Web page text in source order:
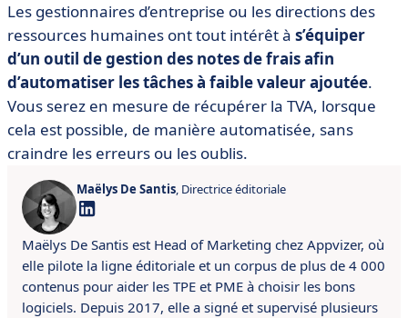
Les gestionnaires d’entreprise ou les directions des
ressources humaines ont tout intérêt à s’équiper
d’un outil de gestion des notes de frais afin
d’automatiser les tâches à faible valeur ajoutée.
Vous serez en mesure de récupérer la TVA, lorsque
cela est possible, de manière automatisée, sans
craindre les erreurs ou les oublis.
Maëlys De Santis, Directrice éditoriale
Maëlys De Santis est Head of Marketing chez Appvizer, où
elle pilote la ligne éditoriale et un corpus de plus de 4 000
contenus pour aider les TPE et PME à choisir les bons
logiciels. Depuis 2017, elle a signé et supervisé plusieurs